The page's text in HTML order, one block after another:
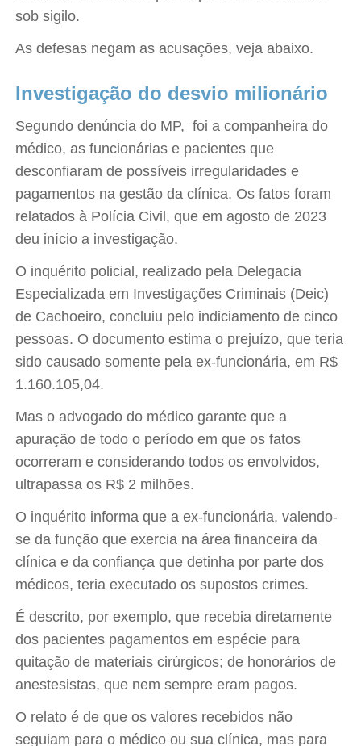
sob sigilo.
As defesas negam as acusações, veja abaixo.
Investigação do desvio milionário
Segundo denúncia do MP, foi a companheira do
médico, as funcionárias e pacientes que
desconfiaram de possíveis irregularidades e
pagamentos na gestão da clínica. Os fatos foram
relatados à Polícia Civil, que em agosto de 2023
deu início a investigação.
O inquérito policial, realizado pela Delegacia
Especializada em Investigações Criminais (Deic)
de Cachoeiro, concluiu pelo indiciamento de cinco
pessoas. O documento estima o prejuízo, que teria
sido causado somente pela ex-funcionária, em R$
1.160.105,04.
Mas o advogado do médico garante que a
apuração de todo o período em que os fatos
ocorreram e considerando todos os envolvidos,
ultrapassa os R$ 2 milhões.
O inquérito informa que a ex-funcionária, valendo-
se da função que exercia na área financeira da
clínica e da confiança que detinha por parte dos
médicos, teria executado os supostos crimes.
É descrito, por exemplo, que recebia diretamente
dos pacientes pagamentos em espécie para
quitação de materiais cirúrgicos; de honorários de
anestesistas, que nem sempre eram pagos.
O relato é de que os valores recebidos não
seguiam para o médico ou sua clínica, mas para